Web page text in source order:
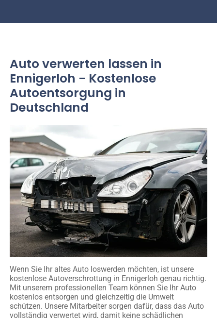
Auto verwerten lassen in
Ennigerloh - Kostenlose
Autoentsorgung in
Deutschland
Wenn Sie Ihr altes Auto loswerden möchten, ist unsere
kostenlose Autoverschrottung in Ennigerloh genau richtig.
Mit unserem professionellen Team können Sie Ihr Auto
kostenlos entsorgen und gleichzeitig die Umwelt
schützen. Unsere Mitarbeiter sorgen dafür, dass das Auto
vollständig verwertet wird, damit keine schädlichen